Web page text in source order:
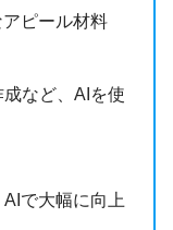
アピール材料
など、AIを使
で大幅に向上